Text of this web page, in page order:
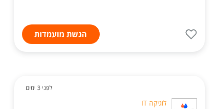
הגשת מועמדות
לפני 3 ימים
לוגיקה IT